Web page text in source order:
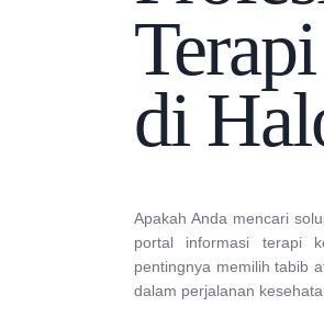
di
Apakah Anda mencari
portal informasi terapi
pentingnya memilih tabib
dalam perjalanan